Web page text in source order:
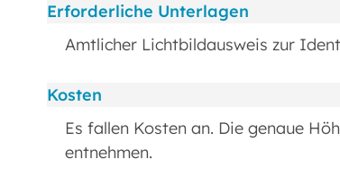
Erforderliche Unterlagen
Amtlicher Lichtbildausweis zur
Kosten
Es fallen Kosten an. Die genaue
entnehmen.